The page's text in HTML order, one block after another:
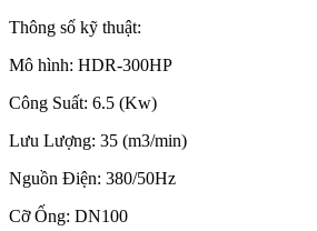
Thông số kỹ thuật:
Mô hình: HDR-300HP
Công Suất: 6.5 (Kw)
Lưu Lượng: 35 (m3/min)
Nguồn Điện: 380/50Hz
Cỡ Ống: DN100